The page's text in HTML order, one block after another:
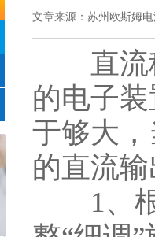
文章来源：苏州欧斯姆电
直流稳
的电子
于够大
的直流
1、根